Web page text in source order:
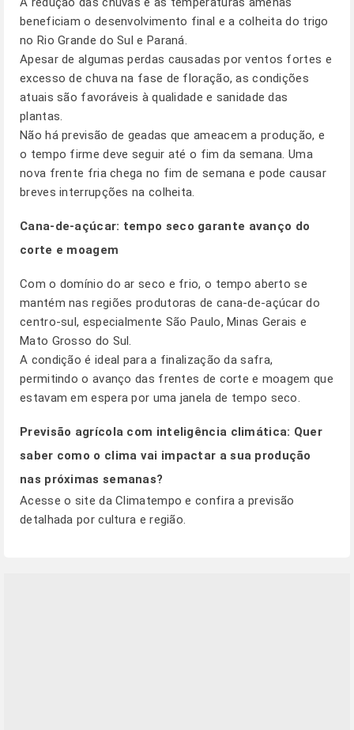
beneficiam o desenvolvimento final e a colheita do trigo
no Rio Grande do Sul e Paraná.
Apesar de algumas perdas causadas por ventos fortes e
excesso de chuva na fase de floração, as condições
atuais são favoráveis à qualidade e sanidade das
plantas.
Não há previsão de geadas que ameacem a produção, e
o tempo firme deve seguir até o fim da semana. Uma
nova frente fria chega no fim de semana e pode causar
breves interrupções na colheita.
Cana-de-açúcar: tempo seco garante avanço do
corte e moagem
Com o domínio do ar seco e frio, o tempo aberto se
mantém nas regiões produtoras de cana-de-açúcar do
centro-sul, especialmente São Paulo, Minas Gerais e
Mato Grosso do Sul.
A condição é ideal para a finalização da safra,
permitindo o avanço das frentes de corte e moagem que
estavam em espera por uma janela de tempo seco.
Previsão agrícola com inteligência climática: Quer
saber como o clima vai impactar a sua produção
nas próximas semanas?
Acesse o site da Climatempo e confira a previsão
detalhada por cultura e região.